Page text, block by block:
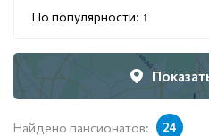
По популярности: ↑
Найдено пансионатов: 24